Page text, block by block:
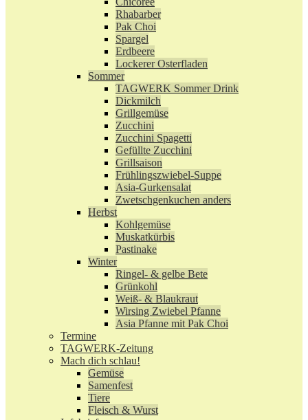
Rhabarber
Pak Choi
Spargel
Erdbeere
Lockerer Osterfladen
Sommer
TAGWERK Sommer Drink
Dickmilch
Grillgemüse
Zucchini
Zucchini Spagetti
Gefüllte Zucchini
Grillsaison
Frühlingszwiebel-Suppe
Asia-Gurkensalat
Zwetschgenkuchen anders
Herbst
Kohlgemüse
Muskatkürbis
Pastinake
Winter
Ringel- & gelbe Bete
Grünkohl
Weiß- & Blaukraut
Wirsing Zwiebel Pfanne
Asia Pfanne mit Pak Choi
Termine
TAGWERK-Zeitung
Mach dich schlau!
Gemüse
Samenfest
Tiere
Fleisch & Wurst